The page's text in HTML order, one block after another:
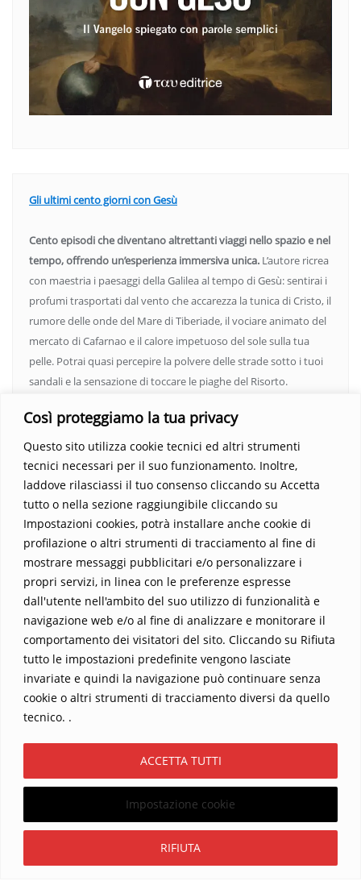
Così proteggiamo la tua privacy
Questo sito utilizza cookie tecnici ed altri strumenti
tecnici necessari per il suo funzionamento. Inoltre,
laddove rilasciassi il tuo consenso cliccando su Accetta
tutto o nella sezione raggiungibile cliccando su
Impostazioni cookies, potrà installare anche cookie di
profilazione o altri strumenti di tracciamento al fine di
mostrare messaggi pubblicitari e/o personalizzare i
propri servizi, in linea con le preferenze espresse
dall'utente nell'ambito del suo utilizzo di funzionalità e
navigazione web e/o al fine di analizzare e monitorare il
comportamento dei visitatori del sito. Cliccando su Rifiuta
tutto le impostazioni predefinite vengono lasciate
invariate e quindi la navigazione può continuare senza
cookie o altri strumenti di tracciamento diversi da quello
tecnico. .
Impostazione cookie
RIFIUTA
ACCETTA TUTTI
Gli ultimi cento giorni con Gesù
Cento episodi che diventano altrettanti viaggi nello spazio e nel
tempo, offrendo un’esperienza immersiva unica. L’autore ricrea
con maestria i paesaggi della Galilea al tempo di Gesù: sentirai i
profumi trasportati dal vento che accarezza la tunica di Cristo, il
rumore delle onde del Mare di Tiberiade, il vociare animato del
mercato di Cafarnao e il calore impetuoso del sole sulla tua
pelle. Potrai quasi percepire la polvere delle strade sotto i tuoi
sandali e la sensazione di toccare le piaghe del Risorto.
vedere oltre i confini del conosciuto. Scopri un mondo in cui
fede e realtà si fondono, rendendo ogni pagina un’esperienza
indimenticabile.Non perdere l’occasione di immergerti in
questo viaggio straordinario. Acquista il libro e lascia che la
Parola trasformi la tua vita.
Home Contatti
Sostieni La Buona Parola – dona 5 €, 10 €, 25 €… il tuo contributo
I viaggi dell’anima
Catechesi
Informativa Privacy
Copyright ©2026 La buona Parola . All rights reserved.
Powered byWordPress &Designed byBizberg Themes